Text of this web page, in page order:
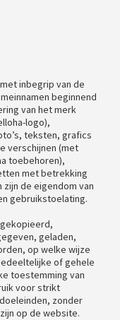
inbegrip van de
beginnend
van het merk
logo),
teksten, grafics
verschijnen (met
toebehoren),
met betrekking
de eigendom van
gebruikstoelating.
geladen,
op welke wijze
of gehele
toestemming van
voor strikt
zonder
op de website.